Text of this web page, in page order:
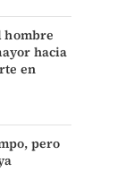
hombre
hacia
en
pero